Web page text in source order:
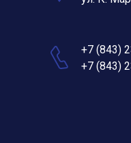
+7 (843)
+7 (843)